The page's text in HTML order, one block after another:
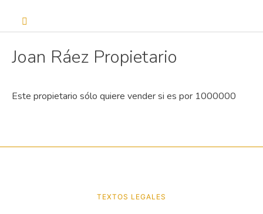
Joan Ráez Propietario
Este propietario sólo quiere vender si es por 1000000
TEXTOS LEGALES